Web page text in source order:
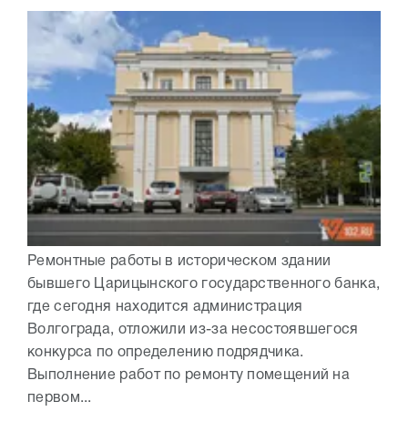
Ремонтные работы в историческом здании
бывшего Царицынского государственного банка,
где сегодня находится администрация
Волгограда, отложили из-за несостоявшегося
конкурса по определению подрядчика.
Выполнение работ по ремонту помещений на
первом...